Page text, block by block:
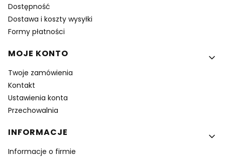
Dostępność
Dostawa i koszty wysyłki
Formy płatności
MOJE KONTO
Twoje zamówienia
Kontakt
Ustawienia konta
Przechowalnia
INFORMACJE
Informacje o firmie